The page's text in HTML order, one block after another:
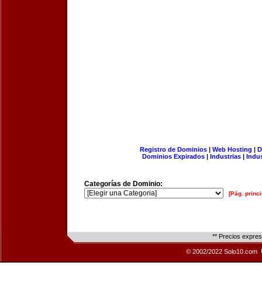
Registro de Dominios| Web Hosting |
Dominios Expirados | Industrias |
Categorías de Dominio:
[Pág.
** Precios
© 2002/2022 Solo10.com